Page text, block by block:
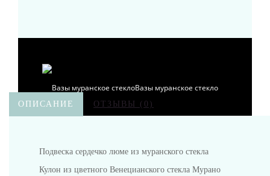
Вазы муранское стекло
Кувшины Мурано
ОПИСАНИЕ ОТЗЫВЫ (0)
Подвеска сердечко люме из муранского стекла
Кулон из цветного Венецианского стекла Мурано